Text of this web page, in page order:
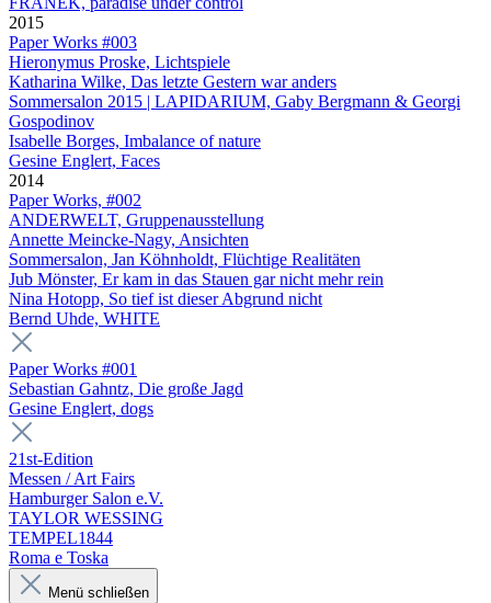
2015
Paper Works #003
Hieronymus Proske, Lichtspiele
Katharina Wilke, Das letzte Gestern war anders
Sommersalon 2015 | LAPIDARIUM, Gaby Bergmann & Georgi
Gospodinov
Isabelle Borges, Imbalance of nature
Gesine Englert, Faces
2014
Paper Works, #002
ANDERWELT, Gruppenausstellung
Annette Meincke-Nagy, Ansichten
Sommersalon, Jan Köhnholdt, Flüchtige Realitäten
Jub Mönster, Er kam in das Stauen gar nicht mehr rein
Nina Hotopp, So tief ist dieser Abgrund nicht
Bernd Uhde, WHITE
Paper Works #001
Sebastian Gahntz, Die große Jagd
Gesine Englert, dogs
21st-Edition
Messen / Art Fairs
Hamburger Salon e.V.
TAYLOR WESSING
TEMPEL1844
Roma e Toska
Menü schließen